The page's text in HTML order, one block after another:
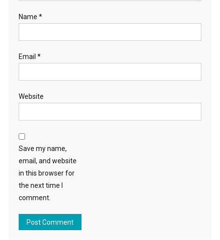
Name *
Email *
Website
Save my name,
email, and website
in this browser for
the next time I
comment.